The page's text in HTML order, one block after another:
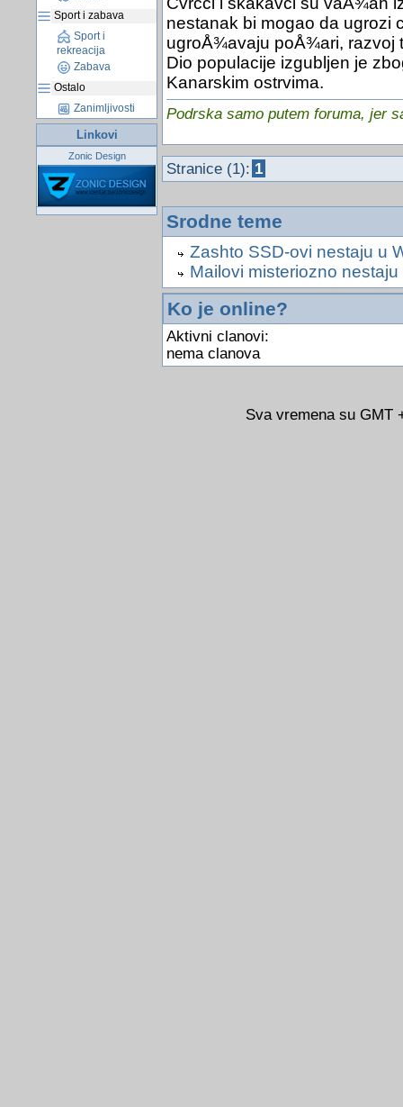
Sport i zabava
Sport i
rekreacija
Zabava
Ostalo
Zanimljivosti
Linkovi
Zonic Design
nestanak bi mogao da ugrozi
ugroÅ¾avaju poÅ¾ari, razvoj
Dio populacije izgubljen je
Kanarskim ostrvima.
Podrska samo putem foruma, jer
Stranice (1): 1
Srodne teme
Zashto SSD-ovi nestaju u
Mailovi misteriozno
Ko je online?
Aktivni clanovi:
nema clanova
Sva vremena su GMT